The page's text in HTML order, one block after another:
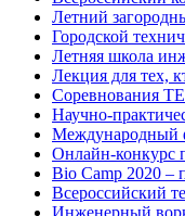
Летний
Городской
Летняя школа
Лекция для тех,
Соревнования
Научно-
Международный
Онлайн-конкурс
Bio Camp 2020 –
Всероссийский